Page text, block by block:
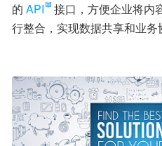
的 API
接口，方便企业将内
行整合，实现数据共享和业务